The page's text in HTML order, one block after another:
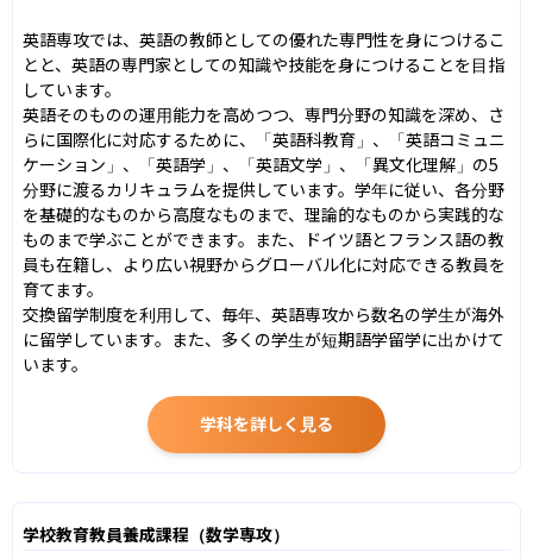
英語専攻では、英語の教師としての優れた専門性を身につけるこ
とと、英語の専門家としての知識や技能を身につけることを目指
しています。
英語そのものの運用能力を高めつつ、専門分野の知識を深め、さ
らに国際化に対応するために、「英語科教育」、「英語コミュニ
ケーション」、「英語学」、「英語文学」、「異文化理解」の5
分野に渡るカリキュラムを提供しています。学年に従い、各分野
を基礎的なものから高度なものまで、理論的なものから実践的な
ものまで学ぶことができます。また、ドイツ語とフランス語の教
員も在籍し、より広い視野からグローバル化に対応できる教員を
育てます。
交換留学制度を利用して、毎年、英語専攻から数名の学生が海外
に留学しています。また、多くの学生が短期語学留学に出かけて
います。
学科を詳しく見る
学校教育教員養成課程（数学専攻）